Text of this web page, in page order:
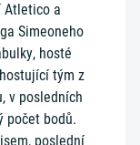
Atletico a
Simeoneho
hosté
tým z
v posledních
počet bodů.
poslední